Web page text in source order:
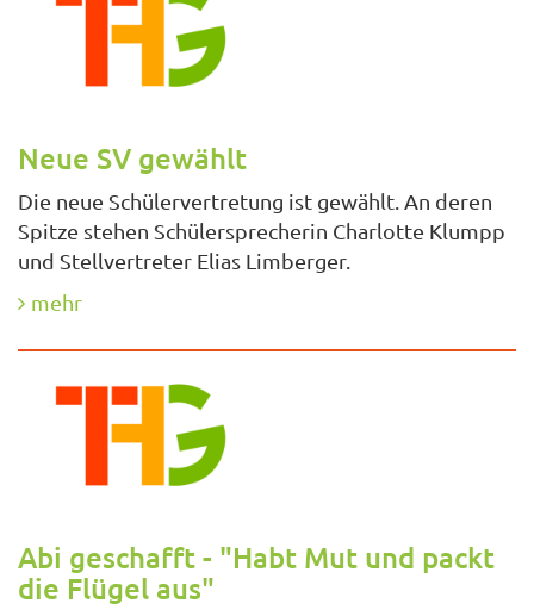
Neue SV gewählt
Die neue Schülervertretung ist gewählt. An deren
Spitze stehen Schülersprecherin Charlotte Klumpp
und Stellvertreter Elias Limberger.
mehr
Abi geschafft - "Habt Mut und packt
die Flügel aus"